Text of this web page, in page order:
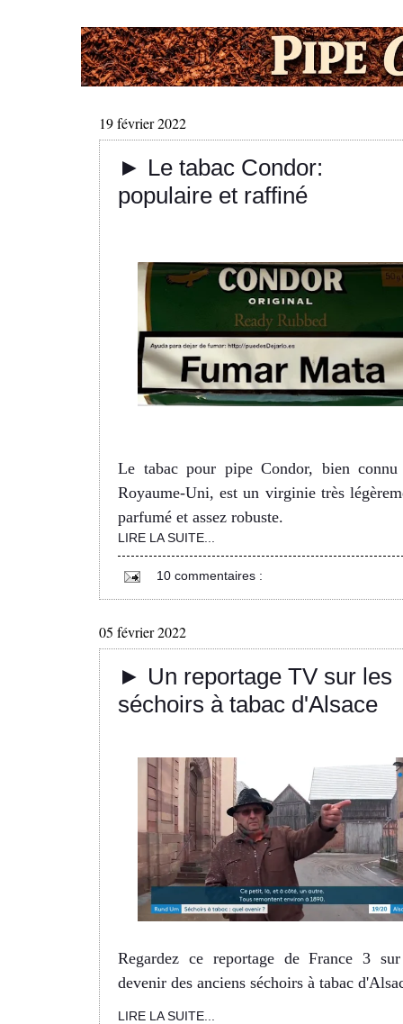
19 février 2022
► Le tabac Condor:
populaire et raffiné
Le tabac pour pipe Condor, bien connu
Royaume-Uni, est un virginie très
parfumé et assez robuste.
LIRE LA SUITE...
10 commentaires :
05 février 2022
► Un reportage TV sur les
séchoirs à tabac d'Alsace
Regardez ce reportage de France 3
devenir des anciens séchoirs à tabac
LIRE LA SUITE...